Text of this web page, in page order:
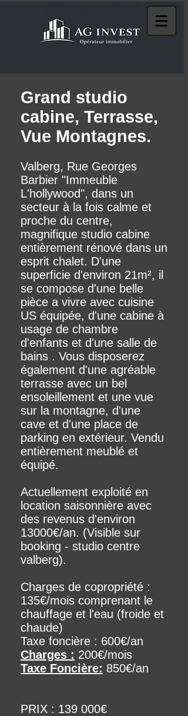
Grand studio
cabine, Terrasse,
Vue Montagnes.
Valberg, Rue Georges
Barbier "Immeuble
L'hollywood", dans un
secteur à la fois calme et
proche du centre,
magnifique studio cabine
entièrement rénové dans un
esprit chalet. D'une
superficie d'environ 21m², il
se compose d'une belle
pièce a vivre avec cuisine
US équipée, d'une cabine à
usage de chambre
d'enfants et d'une salle de
bains . Vous disposerez
également d'une agréable
terrasse avec un bel
ensoleillement et une vue
sur la montagne, d'une
cave et d'une place de
parking en extérieur. Vendu
entièrement meublé et
équipé.
Actuellement exploité en
location saisonnière avec
des revenus d'environ
13000€/an. (Visible sur
booking - studio centre
valberg).
Charges de copropriété :
135€/mois comprenant le
chauffage et l'eau (froide et
chaude)
Taxe foncière : 600€/an
Charges : 200€/mois
Taxe Foncière: 850€/an
PRIX : 139 000€